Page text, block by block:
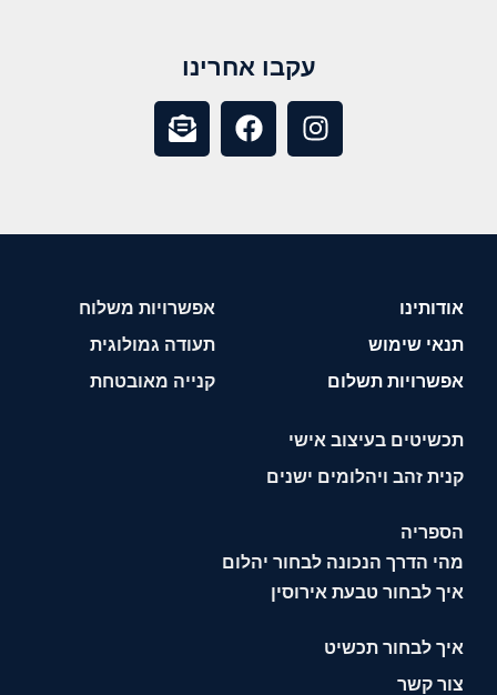
עקבו אחרינו
אודותינו
תנאי שימוש
אפשרויות תשלום
אפשרויות משלוח
תעודה גמולוגית
קנייה מאובטחת
תכשיטים בעיצוב אישי
קנית זהב ויהלומים ישנים
הספריה
מהי הדרך הנכונה לבחור יהלום
איך לבחור טבעת אירוסין
איך לבחור תכשיט
צור קשר